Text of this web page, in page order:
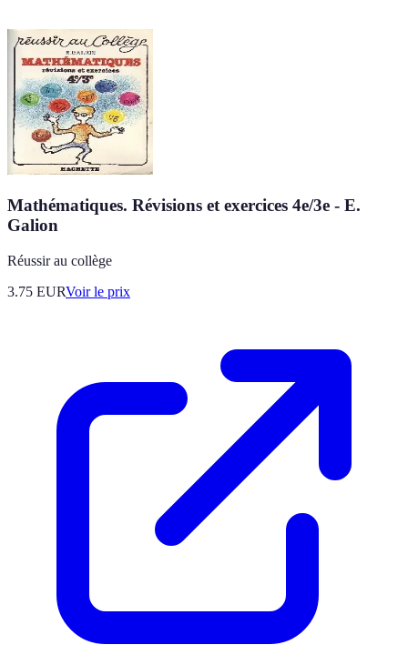
Mathématiques. Révisions et exercices 4e/3e - E.
Galion
Réussir au collège
3.75 EURVoir le prix